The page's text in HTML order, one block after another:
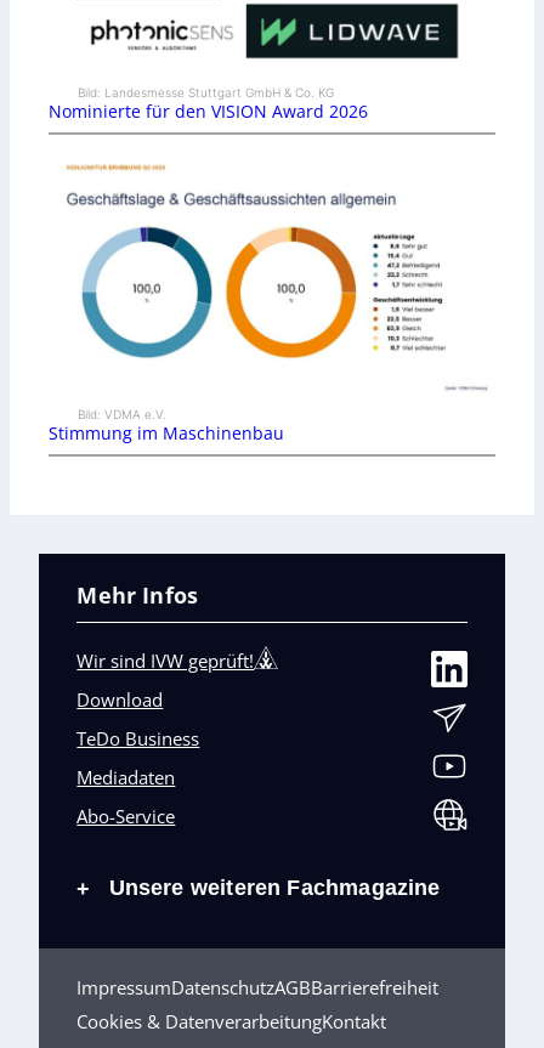
Bild: Landesmesse Stuttgart GmbH & Co. KG
Nominierte für den VISION Award 2026
Bild: VDMA e.V.
Stimmung im Maschinenbau
Mehr Infos
Wir sind IVW geprüft!
Download
TeDo Business
Mediadaten
Abo-Service
+ Unsere weiteren Fachmagazine
ImpressumDatenschutzAGBBarrierefreiheit
Cookies & DatenverarbeitungKontakt